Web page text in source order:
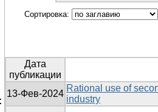
Сортировка:
Дата
публикации
13-Фев-2024
Rational use of
industry